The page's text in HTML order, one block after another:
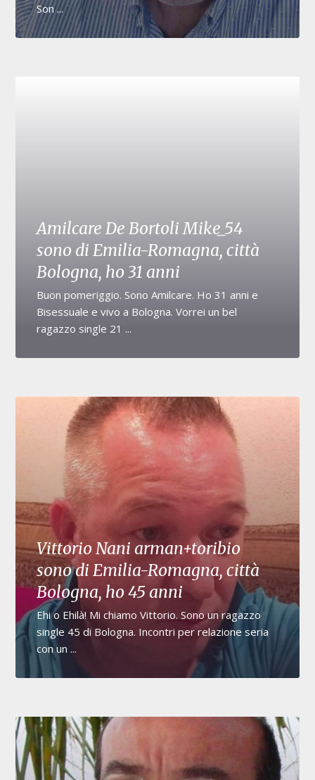
Son ...
Amilcare De Bortoli Mike_54
sono di Emilia-Romagna, città
Bologna, ho 31 anni
Buon pomeriggio. Sono Amilcare. Ho 31 anni e
Bisessuale e vivo a Bologna. Vorrei un bel
ragazzo single 21 ...
Vittorio Nani arman+toribio
sono di Emilia-Romagna, città
Bologna, ho 45 anni
Ehi o Ehilà! Mi chiamo Vittorio. Sono un ragazzo
single 45 di Bologna. Incontri per relazione seria
con un ...